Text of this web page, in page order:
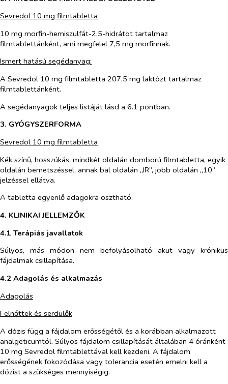
Sevredol 10 mg filmtabletta
10 mg morfin-hemiszulfát-2,5-hidrátot tartalmaz
filmtablettánként, ami megfelel 7,5 mg morfinnak.
Ismert hatású segédanyag:
A Sevredol 10 mg filmtabletta 207,5 mg laktózt tartalmaz
filmtablettánként.
A segédanyagok teljes listáját lásd a 6.1 pontban.
3. GYÓGYSZERFORMA
Sevredol 10 mg filmtabletta
Kék színű, hosszúkás, mindkét oldalán domború filmtabletta, egyik
oldalán bemetszéssel, annak bal oldalán „IR”, jobb oldalán „10”
jelzéssel ellátva.
A tabletta egyenlő adagokra osztható.
4. KLINIKAI JELLEMZŐK
4.1 Terápiás javallatok
Súlyos, más módon nem befolyásolható akut vagy krónikus
fájdalmak csillapítása.
4.2 Adagolás és alkalmazás
Adagolás
Felnőttek és serdülők
A dózis függ a fájdalom erősségétől és a korábban alkalmazott
analgeticumtól. Súlyos fájdalom csillapítását általában 4 óránként
10 mg Sevredol filmtablettával kell kezdeni. A fájdalom
erősségének fokozódása vagy tolerancia esetén emelni kell a
dózist a szükséges mennyiségig.